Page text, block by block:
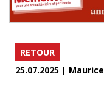
RETOUR
25.07.2025 | Maurice